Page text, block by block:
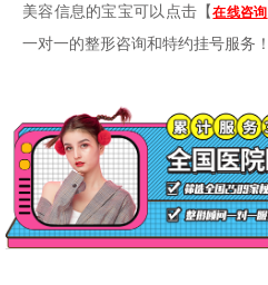
美容信息的宝宝可以点击【在线咨询
一对一的整形咨询和特约挂号服务！